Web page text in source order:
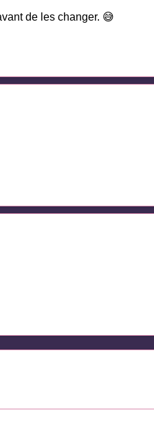
de les changer. 😅